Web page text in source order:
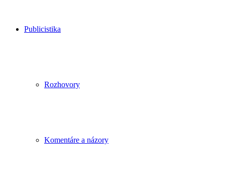
Publicistika
Rozhovory
Komentáre a názory